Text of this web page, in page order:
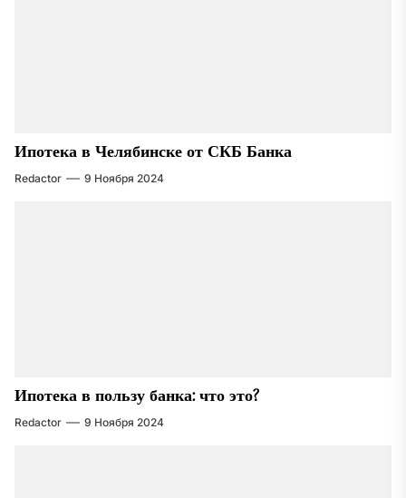
Ипотека в Челябинске от СКБ Банка
Redactor 9 Ноября 2024
Ипотека в пользу банка: что это?
Redactor 9 Ноября 2024